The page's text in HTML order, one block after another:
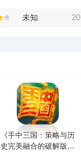
未知
《手中三国：策略与历
史完美融合的破解版游